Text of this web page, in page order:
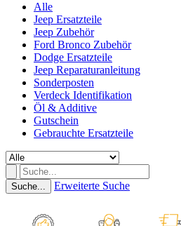
Alle
Jeep Ersatzteile
Jeep Zubehör
Ford Bronco Zubehör
Dodge Ersatzteile
Jeep Reparaturanleitung
Sonderposten
Verdeck Identifikation
Öl & Additive
Gutschein
Gebrauchte Ersatzteile
Suche... Erweiterte Suche